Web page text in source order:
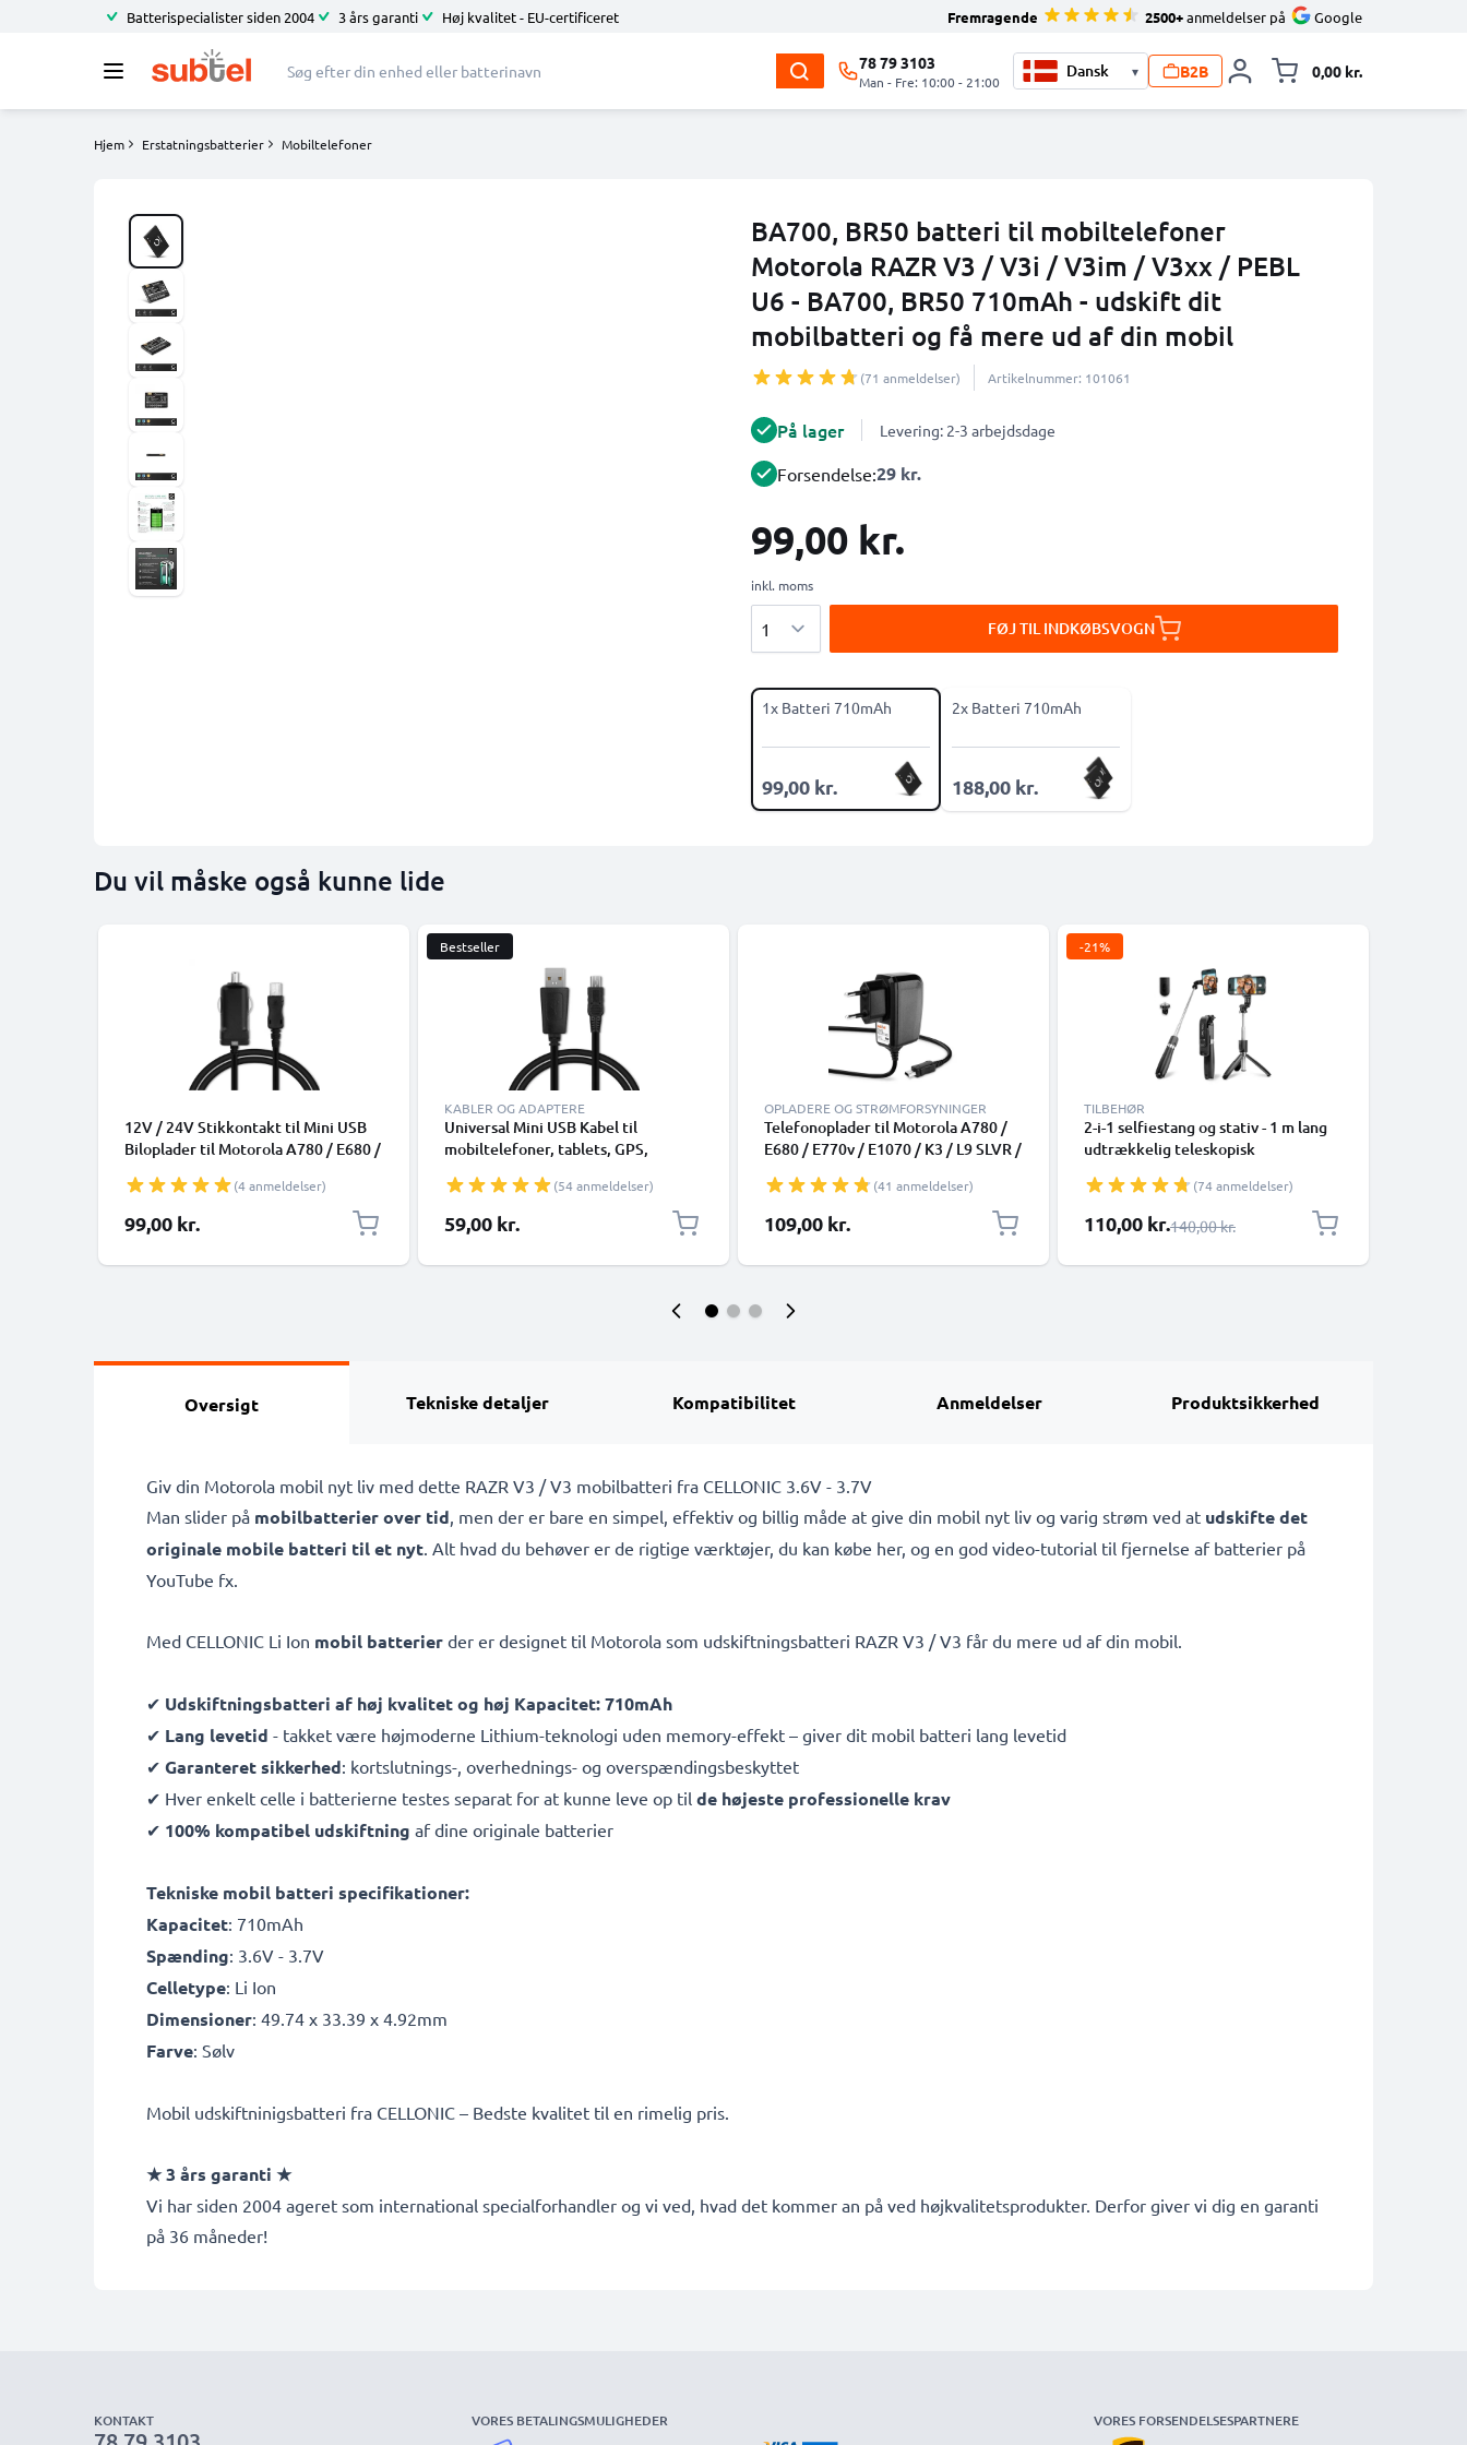
Batterispecialister siden 2004 3 års garanti Høj kvalitet - EU-certificeret Fremragende 2500+anmeldelser på Google
78 79 3103
Man - Fre: 10:00 - 21:00
▾ B2B 0,00 kr.
Hjem Erstatningsbatterier Mobiltelefoner
BA700, BR50 batteri til mobiltelefoner
Motorola RAZR V3 / V3i / V3im / V3xx / PEBL
U6 - BA700, BR50 710mAh - udskift dit
mobilbatteri og få mere ud af din mobil
(71 anmeldelser) Artikelnummer: 101061
På lager Levering: 2-3 arbejdsdage
Forsendelse:29 kr.
99,00 kr.
inkl. moms
FØJ TIL INDKØBSVOGN
1x Batteri 710mAh
99,00 kr.
2x Batteri 710mAh
188,00 kr.
Du vil måske også kunne lide
12V / 24V Stikkontakt til Mini USB
Biloplader til Motorola A780 / E680 /
L2 SLVR Telefon / Smartphone
Lighter Adapter 1.1m
Opladningskabel
(4 anmeldelser)
99,00 kr.
Bestseller
KABLER OG ADAPTERE
Universal Mini USB Kabel til
mobiltelefoner, tablets, GPS,
1m PVC Opladning/opladerkabel -
Sort
(54 anmeldelser)
59,00 kr.
OPLADERE OG STRØMFORSYNINGER
Telefonoplader til Motorola A780 /
E680 / E770v / E1070 / K3 / L9 SLVR /
Smartphone opladerkabel 1.1m 5W
1A / 1000mA
(41 anmeldelser)
109,00 kr.
-21%
TILBEHØR
2-i-1 selfiestang og stativ - 1 m lang
udtrækkelig teleskopisk
fjernbetjening til mobiltelefoner,
kameraer, iPhone, GoPro - sort
(74 anmeldelser)
Særlig pris
110,00 kr.Almindelig pris
140,00 kr.
Oversigt Tekniske detaljer Kompatibilitet Anmeldelser Produktsikkerhed
Giv din Motorola mobil nyt liv med dette RAZR V3 / V3 mobilbatteri fra CELLONIC 3.6V - 3.7V
Man slider på mobilbatterier over tid, men der er bare en simpel, effektiv og billig måde at give din mobil nyt liv og varig strøm ved at udskifte det
originale mobile batteri til et nyt. Alt hvad du behøver er de rigtige værktøjer, du kan købe her, og en god video-tutorial til fjernelse af batterier på
YouTube fx.
Med CELLONIC Li Ion mobil batterier der er designet til Motorola som udskiftningsbatteri RAZR V3 / V3 får du mere ud af din mobil.
✔ Udskiftningsbatteri af høj kvalitet og høj Kapacitet: 710mAh
✔ Lang levetid - takket være højmoderne Lithium-teknologi uden memory-effekt – giver dit mobil batteri lang levetid
✔ Garanteret sikkerhed: kortslutnings-, overhednings- og overspændingsbeskyttet
✔ Hver enkelt celle i batterierne testes separat for at kunne leve op til de højeste professionelle krav
✔ 100% kompatibel udskiftning af dine originale batterier
Tekniske mobil batteri specifikationer:
Kapacitet: 710mAh
Spænding: 3.6V - 3.7V
Celletype: Li Ion
Dimensioner: 49.74 x 33.39 x 4.92mm
Farve: Sølv
Mobil udskiftninigsbatteri fra CELLONIC – Bedste kvalitet til en rimelig pris.
★ 3 års garanti ★
Vi har siden 2004 ageret som international specialforhandler og vi ved, hvad det kommer an på ved højkvalitetsprodukter. Derfor giver vi dig en garanti
på 36 måneder!
KONTAKT VORES BETALINGSMULIGHEDER VORES FORSENDELSESPARTNERE